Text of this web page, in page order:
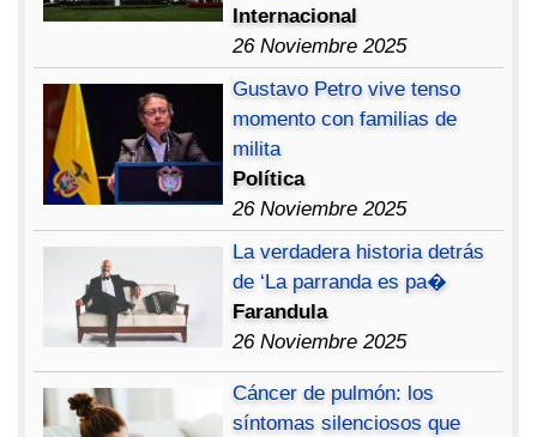
Internacional
26 Noviembre 2025
Gustavo Petro vive tenso
momento con familias de
milita
Política
26 Noviembre 2025
La verdadera historia detrás
de ‘La parranda es pa�
Farandula
26 Noviembre 2025
Cáncer de pulmón: los
síntomas silenciosos que